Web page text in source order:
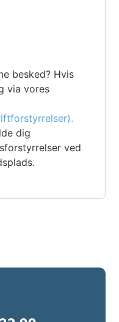
besked? Hvis
via vores
dig
ved